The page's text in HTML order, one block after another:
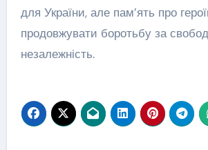
для України, але пам’ять про
продовжувати боротьбу за
незалежність.